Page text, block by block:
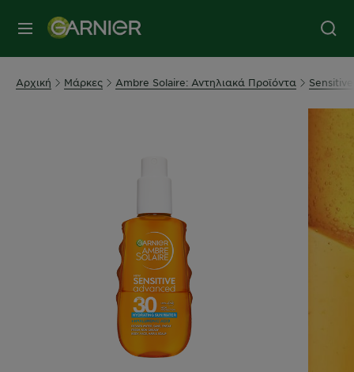
MENU
Αρχική Μάρκες Ambre Solaire: Αντηλιακά Προϊόντα